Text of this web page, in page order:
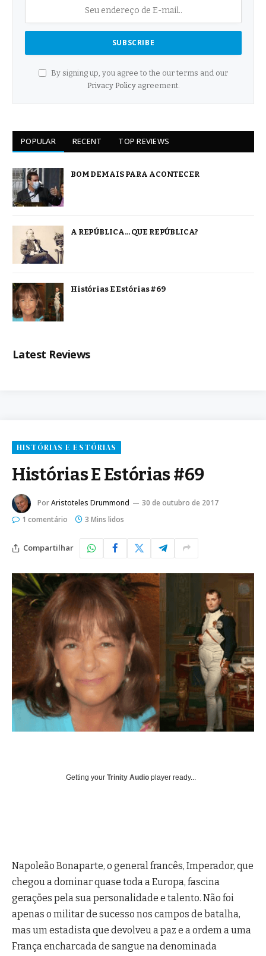
By signing up, you agree to the our terms and our
Privacy Policyagreement.
POPULAR RECENT TOP REVIEWS
BOM DEMAIS PARA ACONTECER
A REPÚBLICA… QUE REPÚBLICA?
Histórias E Estórias #69
Latest Reviews
HISTÓRIAS E ESTÓRIAS
Histórias E Estórias #69
PorAristoteles Drummond
30 de outubro de 2017
1 comentário
3 Mins lidos
Compartilhar
Getting your Trinity Audio player ready...
Napoleão Bonaparte, o general francês, Imperador, que
chegou a dominar quase toda a Europa, fascina
gerações pela sua personalidade e talento. Não foi
apenas o militar de sucesso nos campos de batalha,
mas um estadista que devolveu a paz e a ordem a uma
França encharcada de sangue na denominada